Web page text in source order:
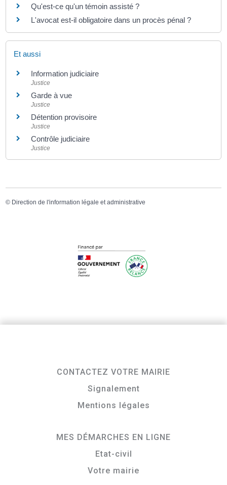
Qu'est-ce qu'un témoin assisté ?
L'avocat est-il obligatoire dans un procès pénal ?
Et aussi
Information judiciaire
Justice
Garde à vue
Justice
Détention provisoire
Justice
Contrôle judiciaire
Justice
© Direction de l'information légale et administrative
CONTACTEZ VOTRE MAIRIE
Signalement
Mentions légales
MES DÉMARCHES EN LIGNE
Etat-civil
Votre mairie